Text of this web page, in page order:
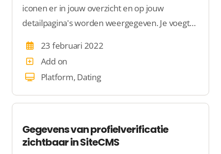
iconen er in jouw overzicht en op jouw
detailpagina's worden weergegeven. Je voegt
item in een vraagblok.
23 februari 2022
Add on
Platform, Dating
Gegevens van profielverificatie
zichtbaar in SiteCMS